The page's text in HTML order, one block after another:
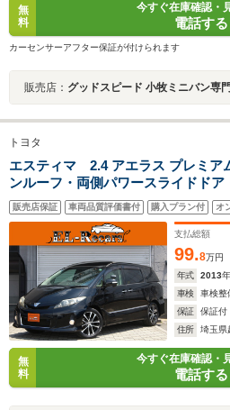
無
料
今すぐ在庫確認・
電話する
カーセンサーアフター保証が付けられます
販売店： グッドスピード 小牧ミニバン専
トヨタ
エスティマ 2.4 アエラス プレミ
ンルーフ・両側パワースライドドア
グ・バックカメラ・Bluetooth接続
シュスタート・ETC・クルーズコン
ライト・フォグランプ・純正18イン
販売店保証 車両品質評価書付 購入プラン付 オ
支払総額
99.8万円
年式
2013年
車検
車検整
保証
保証付
住所
埼玉県
無
料
今すぐ在庫確認・
電話する